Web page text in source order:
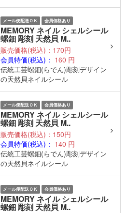
メール便配送ＯＫ 会員価格あり
MEMORY ネイル シェルシール
螺鈿 彫刻 天然貝 M..
販売価格(税込)：170円
会員特価(税込)： 160 円
伝統工芸螺鈿(らでん)彫刻デザイン
の天然貝ネイルシール
メール便配送ＯＫ 会員価格あり
MEMORY ネイル シェルシール
螺鈿 彫刻 天然貝 M..
販売価格(税込)：150円
会員特価(税込)： 140 円
伝統工芸螺鈿(らでん)彫刻デザイン
の天然貝ネイルシール
メール便配送ＯＫ 会員価格あり
MEMORY ネイル シェルシール
螺鈿 彫刻 天然貝 M..